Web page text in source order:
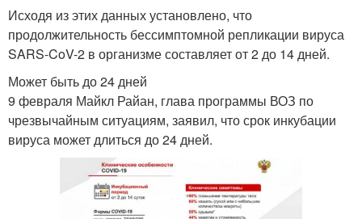
Исходя из этих данных установлено, что
продолжительность бессимптомной репликации вируса
SARS-CoV-2 в организме составляет от 2 до 14 дней.
Может быть до 24 дней
9 февраля Майкл Райан, глава программы ВОЗ по
чрезвычайным ситуациям, заявил, что срок инкубации
вируса может длиться до 24 дней.